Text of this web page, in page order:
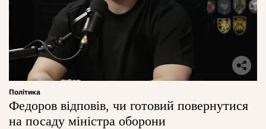
Політика
Федоров відповів, чи готовий повернутися
на посаду міністра оборони